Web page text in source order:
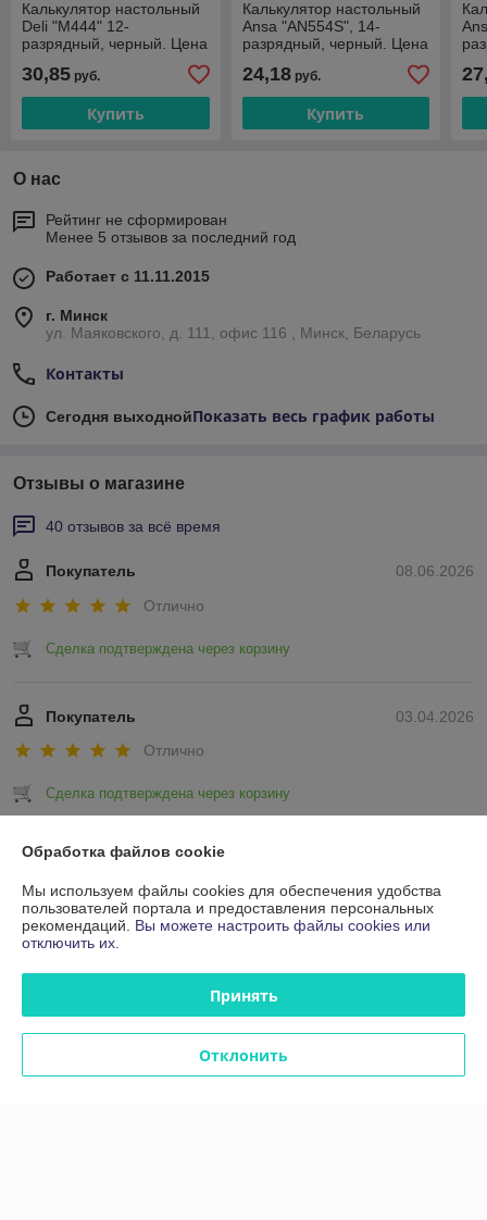
Калькулятор настольный
Deli "М444" 12-
разрядный, черный. Цена
30,85 руб.
Купить
Калькулятор настольный
Ansa "AN554S", 14-
разрядный, черный. Цена
24,18руб.
Купить
О нас
Рейтинг не сформирован
Менее 5 отзывов за последний год
Работает с 11.11.2015
г. Минск
ул. Маяковского, д. 111, офис 116 , Минск, Беларусь
Контакты
Сегодня выходнойПоказать весь график работы
Отзывы о магазине
40 отзывов за всё время
08.06.2026
Покупатель
Отлично
Сделка подтверждена через корзину
03.04.2026
Покупатель
Отлично
Сделка подтверждена через корзину
Показать все отзывы
О нас
Контакты
Доставка и оплата
График работы
Обработка файлов cookie
Мы используем файлы cookies для обеспечения удобства
пользователей портала и предоставления персональных
рекомендаций. Вы можете настроить файлы cookies или
отключить их.
Принять
Отклонить